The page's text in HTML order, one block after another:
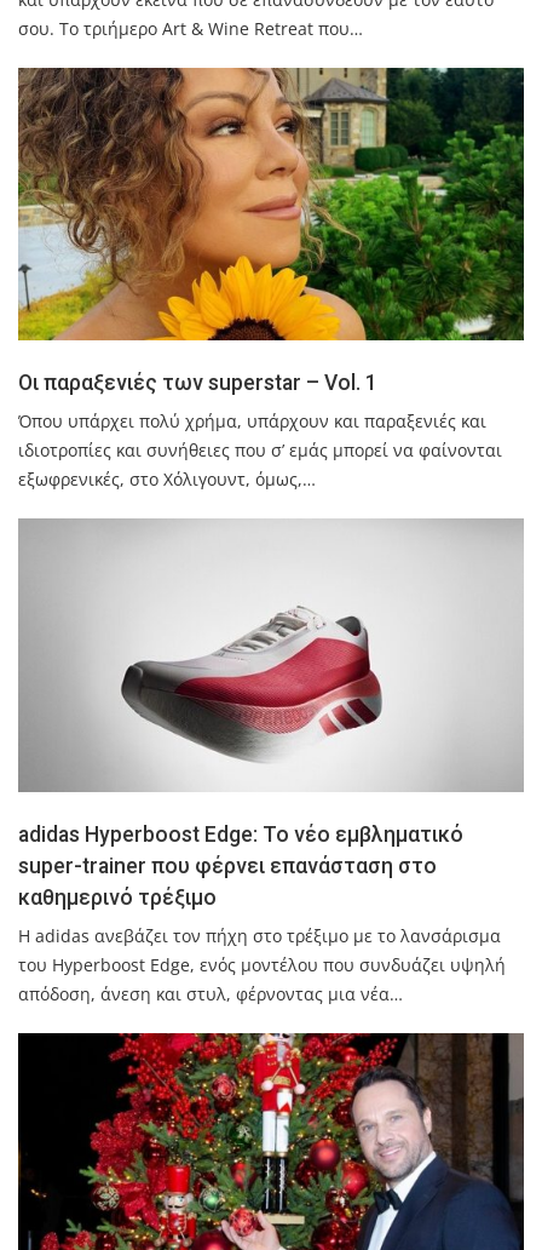
σου. Το τριήμερο Art & Wine Retreat που…
Οι παραξενιές των superstar – Vol. 1
Όπου υπάρχει πολύ χρήμα, υπάρχουν και παραξενιές και
ιδιοτροπίες και συνήθειες που σ’ εμάς μπορεί να φαίνονται
εξωφρενικές, στο Χόλιγουντ, όμως,…
adidas Hyperboost Edge: Το νέο εμβληματικό
super-trainer που φέρνει επανάσταση στο
καθημερινό τρέξιμο
Η adidas ανεβάζει τον πήχη στο τρέξιμο με το λανσάρισμα
του Hyperboost Edge, ενός μοντέλου που συνδυάζει υψηλή
απόδοση, άνεση και στυλ, φέρνοντας μια νέα…